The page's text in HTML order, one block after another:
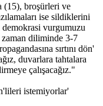
broşürleri ve
ise sildiklerini
demokrasi vurgumuzu
diliminde 3-7
sırtını dön'
duvarlara tahtalara
çalışacağız."
istemiyorlar'